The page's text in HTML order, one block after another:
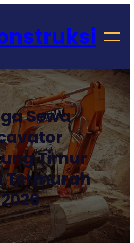
Sewa
Timur
Termurah
2026